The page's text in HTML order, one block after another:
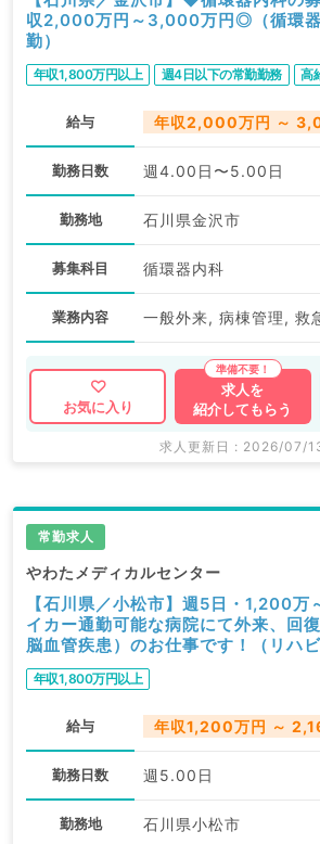
収2,000万円～3,000万円◎（循環
勤）
年収1,800万円以上 週4日以下の常勤勤務 高
給与 年収2,000万円 ～
勤務日数 週4.00日〜5.00日
勤務地 石川県金沢市
募集科目 循環器内科
業務内容 一般外来, 病棟管理, 救
お気に入り
求人を
紹介してもらう
求人更新日 : 2026/07/
常勤求人
やわたメディカルセンター
【石川県／小松市】週5日・1,200
イカー通勤可能な病院にて外来、回
脳血管疾患）のお仕事です！（リハ
常勤）
年収1,800万円以上
給与 年収1,200万円 ～
勤務日数 週5.00日
勤務地 石川県小松市